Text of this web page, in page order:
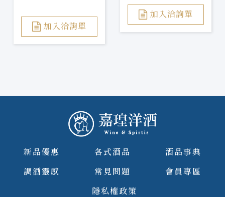
加入洽詢單
加入洽詢單
新品優惠 各式酒品
酒品事典
調酒靈感
常見問題
會員專區
隱私權政策